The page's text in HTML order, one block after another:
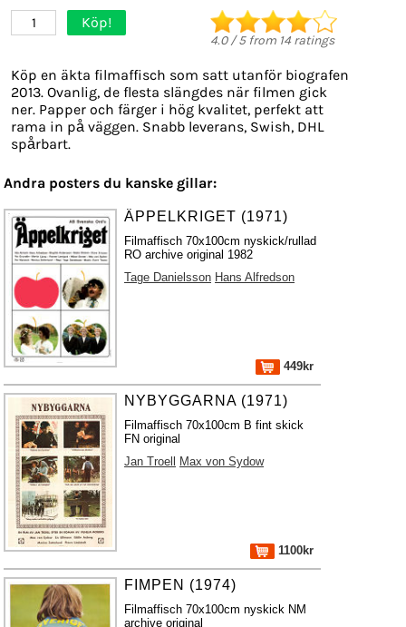
1 Köp!
4.0/5from 14 ratings
Köp en äkta filmaffisch som satt utanför biografen
2013. Ovanlig, de flesta slängdes när filmen gick
ner. Papper och färger i hög kvalitet, perfekt att
rama in på väggen. Snabb leverans, Swish, DHL
spårbart.
Andra posters du kanske gillar:
ÄPPELKRIGET (1971)
Filmaffisch 70x100cm nyskick/rullad
RO archive original 1982
Tage Danielsson Hans Alfredson
449kr
NYBYGGARNA (1971)
Filmaffisch 70x100cm B fint skick
FN original
Jan Troell
Max von Sydow
1100kr
FIMPEN (1974)
Filmaffisch 70x100cm nyskick NM
archive original